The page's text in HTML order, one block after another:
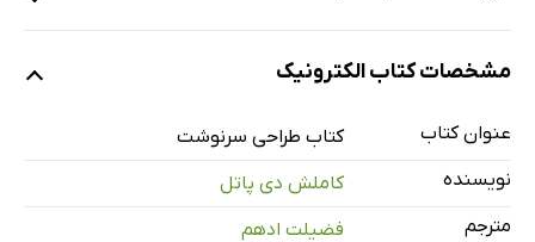
سرنوشت، تقدیر و اختیار
سرنوشت ما را به کجا می‌برد؟
مشخصات کتاب الکترونیک
عنوان کتاب
کتاب طراحی سرنوشت
نویسنده
کاملش دی پاتل
مترجم
فضیلت ادهم